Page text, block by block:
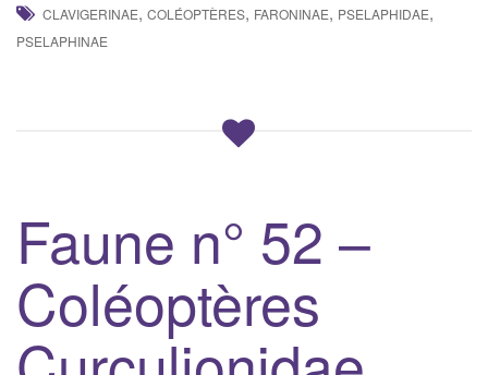
CLAVIGERINAE, COLÉOPTÈRES, FARONINAE, PSELAPHIDAE,
PSELAPHINAE
Faune n° 52 –
Coléoptères